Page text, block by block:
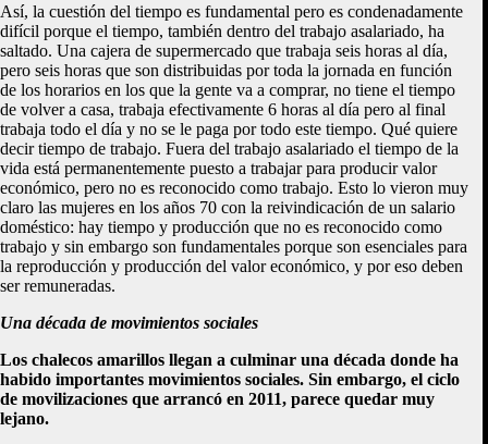
Así, la cuestión del tiempo es fundamental pero es condenadamente
difícil porque el tiempo, también dentro del trabajo asalariado, ha
saltado. Una cajera de supermercado que trabaja seis horas al día,
pero seis horas que son distribuidas por toda la jornada en función
de los horarios en los que la gente va a comprar, no tiene el tiempo
de volver a casa, trabaja efectivamente 6 horas al día pero al final
trabaja todo el día y no se le paga por todo este tiempo. Qué quiere
decir tiempo de trabajo. Fuera del trabajo asalariado el tiempo de la
vida está permanentemente puesto a trabajar para producir valor
económico, pero no es reconocido como trabajo. Esto lo vieron muy
claro las mujeres en los años 70 con la reivindicación de un salario
doméstico: hay tiempo y producción que no es reconocido como
trabajo y sin embargo son fundamentales porque son esenciales para
la reproducción y producción del valor económico, y por eso deben
ser remuneradas.
Una década de movimientos sociales
Los chalecos amarillos llegan a culminar una década donde ha
habido importantes movimientos sociales. Sin embargo, el ciclo
de movilizaciones que arrancó en 2011, parece quedar muy
lejano.